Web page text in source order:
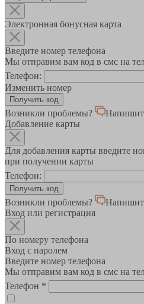
Электронная бонусная карта
Введите номер телефона
Мы отправим вам код в смс на
Телефон:
Изменить номер
Возникли проблемы?
Добавление карты
Для добавления карты введите
при получении карты
Телефон:
Возникли проблемы?
Вход или регистрация
По номеру телефона
Вход с паролем
Введите номер телефона
Мы отправим вам код в смс на
Телефон *